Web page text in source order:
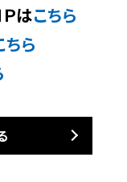
はこちら
ちら